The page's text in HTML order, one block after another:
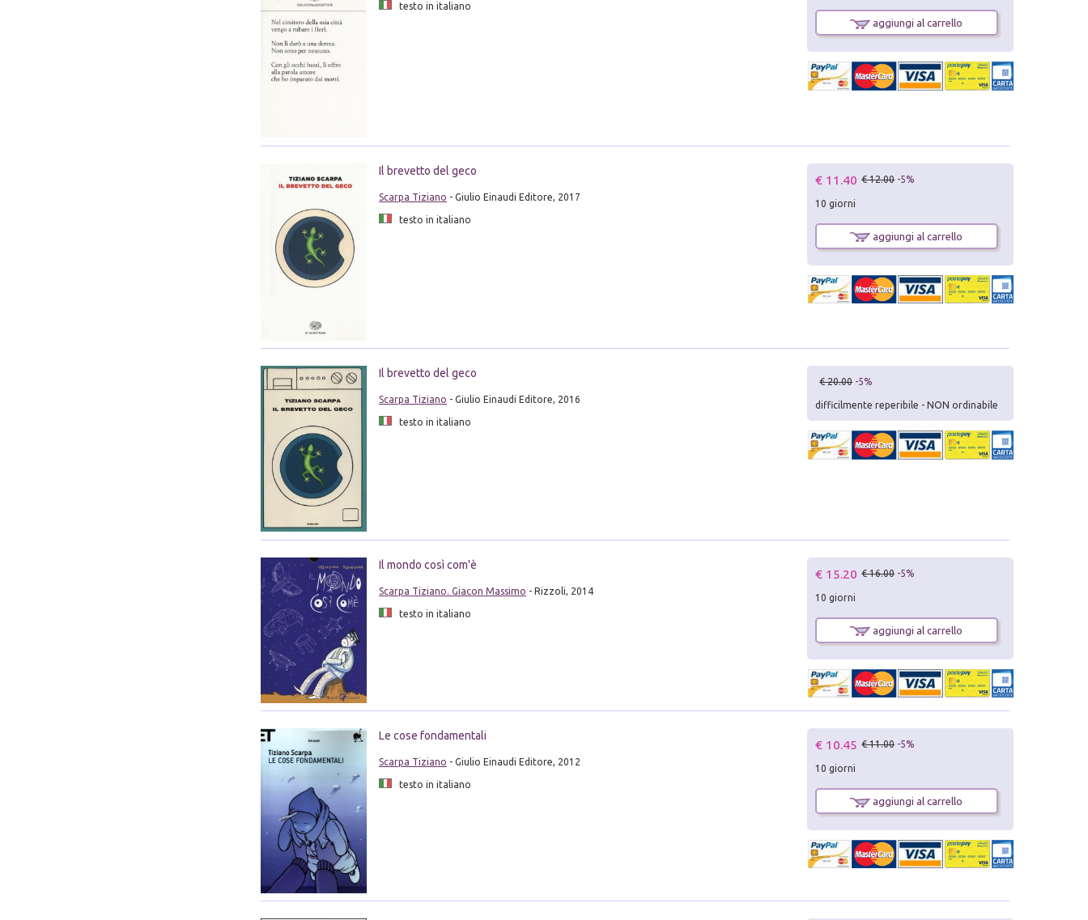
testo in italiano
aggiungi al carrello
Il brevetto del geco
Scarpa Tiziano - Giulio Einaudi Editore, 2017
testo in italiano
€ 11.40 € 12.00 -5%
10 giorni
aggiungi al carrello
Il brevetto del geco
Scarpa Tiziano - Giulio Einaudi Editore, 2016
testo in italiano
€ 20.00 -5%
difficilmente reperibile - NON ordinabile
Il mondo così com'è
Scarpa Tiziano. Giacon Massimo - Rizzoli, 2014
testo in italiano
€ 15.20 € 16.00 -5%
10 giorni
aggiungi al carrello
Le cose fondamentali
Scarpa Tiziano - Giulio Einaudi Editore, 2012
testo in italiano
€ 10.45 € 11.00 -5%
10 giorni
aggiungi al carrello